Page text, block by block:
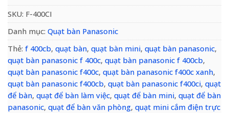
SKU: F-400CI
Danh mục: Quạt bàn Panasonic
Thẻ: f 400cb, quạt bàn, quạt bàn mini, quạt bàn panasonic,
quạt bàn panasonic f 400c, quạt bàn panasonic f 400cb,
quạt bàn panasonic f400c, quạt bàn panasonic f400c xanh,
quạt bàn panasonic f400cb, quạt bàn panasonic f400ci, quạt
để bàn, quạt để bàn làm việc, quạt để bàn mini, quạt để bàn
panasonic, quạt để bàn văn phòng, quạt mini cắm điện trực